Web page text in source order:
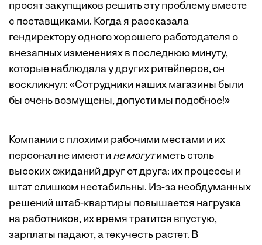
просят закупщиков решить эту проблему вместе
с поставщиками. Когда я рассказала
гендиректору одного хорошего работодателя о
внезапных изменениях в последнюю минуту,
которые наблюдала у других ритейлеров, он
воскликнул: «Сотрудники наших магазины были
бы очень возмущены, допусти мы подобное!»
Компании с плохими рабочими местами и их
персонал не имеют и не могутиметь столь
высоких ожиданий друг от друга: их процессы и
штат слишком нестабильны. Из-за необдуманных
решений штаб-квартиры повышается нагрузка
на работников, их время тратится впустую,
зарплаты падают, а текучесть растет. В